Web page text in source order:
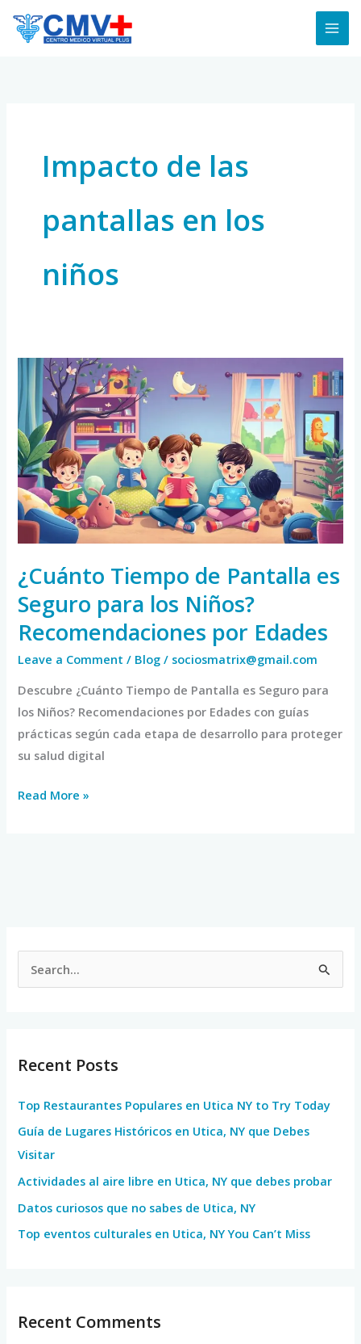
Impacto de las
pantallas en los
niños
¿Cuánto Tiempo de Pantalla es
Seguro para los Niños?
Recomendaciones por Edades
Leave a Comment / Blog / sociosmatrix@gmail.com
Descubre ¿Cuánto Tiempo de Pantalla es Seguro para
los Niños? Recomendaciones por Edades con guías
prácticas según cada etapa de desarrollo para proteger
su salud digital
¿Cuánto
Tiempo
de
Pantalla
es
Seguro
para
los
Niños?
Recomendaciones
por
Edades
Read More »
c
f
o
r
:
Recent Posts
Top Restaurantes Populares en Utica NY to Try Today
Guía de Lugares Históricos en Utica, NY que Debes
Visitar
Actividades al aire libre en Utica, NY que debes probar
Datos curiosos que no sabes de Utica, NY
Top eventos culturales en Utica, NY You Can’t Miss
Recent Comments